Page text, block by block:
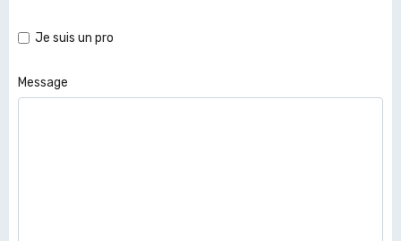
Je suis un pro
Message